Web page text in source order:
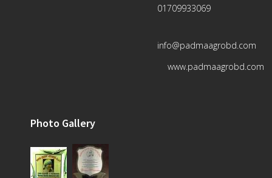
01709933069
info@padmaagrobd.com
www.padmaagrobd.com
Photo Gallery